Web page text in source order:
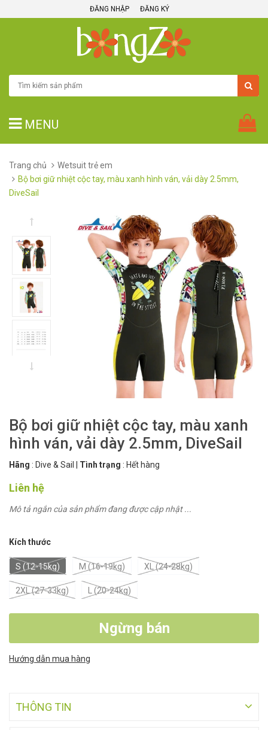
ĐĂNG NHẬP ĐĂNG KÝ
MENU
Trang chủ
Wetsuit trẻ em
Bộ bơi giữ nhiệt cộc tay, màu xanh hình ván, vải dày 2.5mm,
DiveSail
Bộ bơi giữ nhiệt cộc tay, màu xanh
hình ván, vải dày 2.5mm, DiveSail
Hãng : Dive & Sail Tình trạng : Hết hàng
Liên hệ
Mô tả ngắn của sản phẩm đang được cập nhật ...
Kích thước
S (12-15kg) M (16-19kg) XL (24-28kg)
2XL (27-33kg) L (20-24kg)
Ngừng bán
Hướng dẫn mua hàng
THÔNG TIN